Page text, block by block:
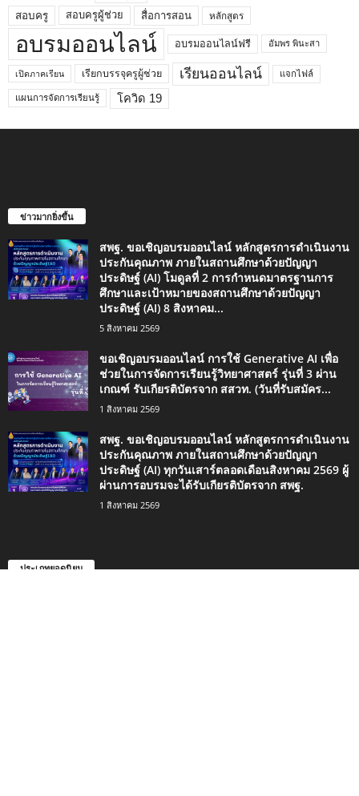
สอบครู สอบครูผู้ช่วย สื่อการสอน หลักสูตร
อบรมออนไลน์ อบรมออนไลน์ฟรี อัมพร พินะสา
เปิดภาคเรียน เรียกบรรจุครูผู้ช่วย เรียนออนไลน์ แจกไฟล์
แผนการจัดการเรียนรู้ โควิด 19
ข่าวมากยิ่งขึ้น
สพฐ. ขอเชิญอบรมออนไลน์ หลักสูตรการดำเนินงาน
ประกันคุณภาพ ภายในสถานศึกษาด้วยปัญญา
ประดิษฐ์ (AI) โมดูลที่ 2 การกำหนดมาตรฐานการ
ศึกษาและเป้าหมายของสถานศึกษาด้วยปัญญา
ประดิษฐ์ (AI) 8 สิงหาคม...
5 สิงหาคม 2569
ขอเชิญอบรมออนไลน์ การใช้ Generative AI เพื่อ
ช่วยในการจัดการเรียนรู้วิทยาศาสตร์ รุ่นที่ 3 ผ่าน
เกณฑ์ รับเกียรติบัตรจาก สสวท. (วันที่รับสมัคร...
1 สิงหาคม 2569
สพฐ. ขอเชิญอบรมออนไลน์ หลักสูตรการดำเนินงาน
ประกันคุณภาพ ภายในสถานศึกษาด้วยปัญญา
ประดิษฐ์ (AI) ทุกวันเสาร์ตลอดเดือนสิงหาคม 2569 ผู้
ผ่านการอบรมจะได้รับเกียรติบัตรจาก สพฐ.
1 สิงหาคม 2569
ประเภทยอดนิยม